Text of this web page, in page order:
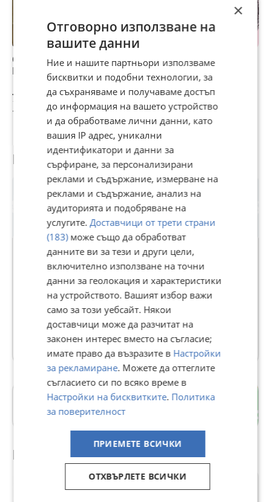
Спирала за обем
MOOKAJE
7,67 €
15 лв
кафява спирала
за мигли
5 €
9,78 лв
Нова Спирала
Lengths черна
Blackest Black за
мигли с обем
5,11 €
9,99 лв
Потребител
GRAND LUXE
В Bazar.BG от 22 април 2022г.
Последно активен 07 август в 23:42 ч.
28728 Обяви
Драгалевци
гр. София
Препоръчани за теб
×
Отговорно използване на
вашите данни
Ние и нашите партньори използваме
бисквитки и подобни технологии, за
да съхраняваме и получаваме достъп
до информация на вашето устройство
и да обработваме лични данни, като
вашия IP адрес, уникални
идентификатори и данни за
сърфиране, за персонализирани
реклами и съдържание, измерване на
реклами и съдържание, анализ на
аудиторията и подобряване на
услугите.Доставчици от трети страни
(183)може също да обработват
данните ви за тези и други цели,
включително използване на точни
данни за геолокация и характеристики
на устройството. Вашият избор важи
само за този уебсайт. Някои
доставчици може да разчитат на
законен интерес вместо на съгласие;
имате право да възразите в Настройки
за рекламиране. Можете да оттеглите
съгласието си по всяко време в
Настройки на бисквитките. Политика
за поверителност
ПРИЕМЕТЕ ВСИЧКИ
ОТХВЪРЛЕТЕ ВСИЧКИ